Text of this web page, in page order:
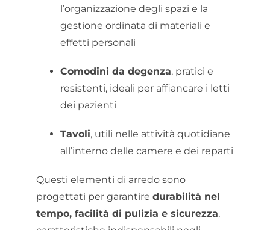
l’organizzazione degli spazi e la
gestione ordinata di materiali e
effetti personali
Comodini da degenza, pratici e
resistenti, ideali per affiancare i letti
dei pazienti
Tavoli, utili nelle attività quotidiane
all’interno delle camere e dei reparti
Questi elementi di arredo sono
progettati per garantire durabilità nel
tempo, facilità di pulizia e sicurezza,